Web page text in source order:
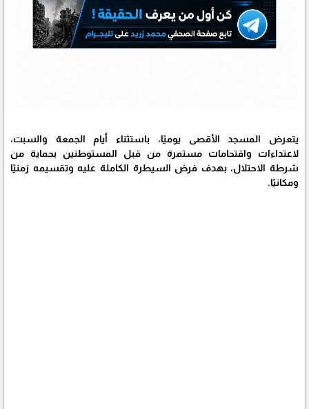
يتعرض المسجد الأقصى يوميًا، باستثناء أيام الجمعة والسبت،
لاعتداءات واقتحامات مستمرة من قبل المستوطنين بحماية من
شرطة الاحتلال، بهدف فرض السيطرة الكاملة عليه وتقسيمه زمنيًا
ومكانيًا.